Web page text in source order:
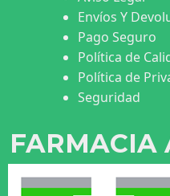
Envíos Y
Pago Seguro
Política de
Política de
Seguridad
FARMACIA